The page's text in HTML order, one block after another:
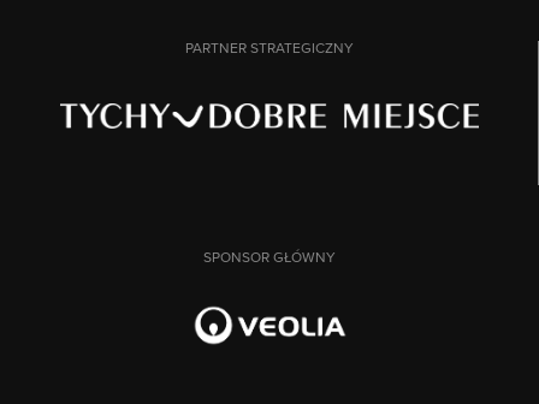
PARTNER STRATEGICZNY
SPONSOR GŁÓWNY